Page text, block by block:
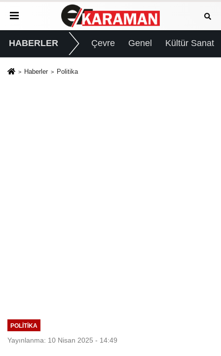
HABERLER Çevre Genel Kültür Sanat
Haberler Politika
POLITIKA
Yayınlanma: 10 Nisan 2025 - 14:49